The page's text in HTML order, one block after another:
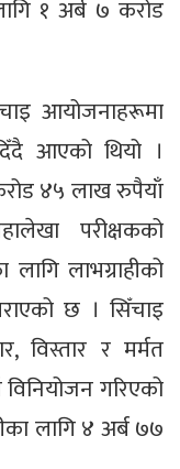
१ अर्ब ७ करोड
आयोजनाहरूमा
आएको थियो ।
४५ लाख रुपैयाँ
परीक्षकको
लाभग्राहीको
छ । सिँचाइ
विस्तार र मर्मत
गरिएको
लागि ४ अर्ब ७७